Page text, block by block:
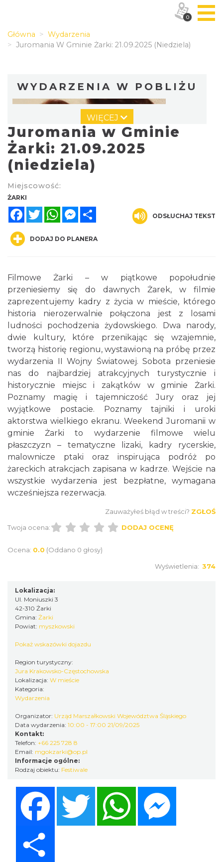
Główna
Wydarzenia
Juromania W Gminie Żarki: 21.09.2025 (niedziela)
WYDARZENIA W POBLIŻU
2026
Żarki
1.12 km
XIII Myszkowska Ósemka 2026 – bieg
uliczny w Myszkowie na dystansie 8 km
Myszków
2026-09-06
4.37 km
Żarki-Letnisko
2026-08-09
5.78 km
5.78 km
Gminne Dożynki w Zdowie
10.66 km
Festiwal Biegowy JuraRun 2026. Wielkie
bieganie wraca na Jurę!
WIĘCEJ
Juromania w Gminie
Żarki: 21.09.2025
(niedziela)
Miejscowość:
ŻARKI
FacebookTwitterWhatsAppMessenger
ODSŁUCHAJ TEKST
DODAJ DO PLANERA
Filmowe Żarki – w piątkowe popołudnie
przeniesiemy się do dawnych Żarek, w filmie
zaprezentujemy kadry z życia w mieście, którego
historia nierozerwalnie połączona jest z losami
ludności pochodzenia żydowskiego. Dwa narody,
dwie kultury, które przenikając się wzajemnie,
tworzą historię regionu, wystawioną na próbę przez
wydarzenia II Wojny Światowej. Sobota przeniesie
nas do najbardziej atrakcyjnych turystycznie i
historycznie miejsc i zakątków w gminie Żarki.
Poznamy magię i tajemniczość Jury oraz jej
wyjątkowe postacie. Poznamy tajniki i uroki
aktorstwa wielkiego ekranu. Weekend Juromanii w
gminie Żarki to wydarzenie filmowe wielu
płaszczyzn – tematyczne lizaki, kadry rycerskie,
malownicze ptaki oraz inspirująca podróż po
żareckich atrakcjach zapisana w kadrze. Wejście na
wszystkie wydarzenia jest bezpłatne, wymagana
wcześniejsza rezerwacja.
Zauważyłeś błąd w treści? ZGŁOŚ
Twoja ocena:
DODAJ OCENĘ
Ocena: 0.0 (Oddano 0 głosy)
Wyświetlenia: 374
Lokalizacja:
Ul. Moniuszki 3
42-310 Żarki
Gmina: Żarki
Powiat: myszkowski
Pokaż wskazówki dojazdu
Region turystyczny:
Jura Krakowsko-Częstochowska
Lokalizacja: W mieście
Kategoria:
Wydarzenia
Organizator: Urząd Marszałkowski Województwa Śląskiego
Data wydarzenia: 10:00 - 17:00 21/09/2025
Kontakt:
Telefon: +66 225 728 8
Email: mgokzarki@op.pl
Informacje ogólne:
Rodzaj obiektu: Festiwale
Twitter WhatsApp
0